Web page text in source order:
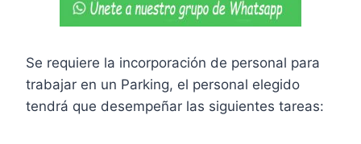
Se requiere la incorporación de personal para
trabajar en un Parking, el personal elegido
tendrá que desempeñar las siguientes tareas: